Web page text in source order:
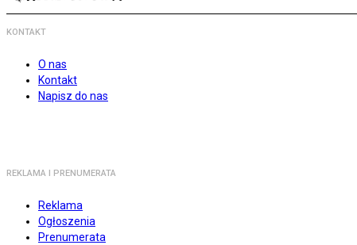
KONTAKT
O nas
Kontakt
Napisz do nas
REKLAMA I PRENUMERATA
Reklama
Ogłoszenia
Prenumerata